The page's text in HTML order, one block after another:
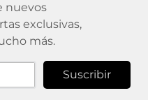
nuevos
exclusivas,
más.
Suscribir